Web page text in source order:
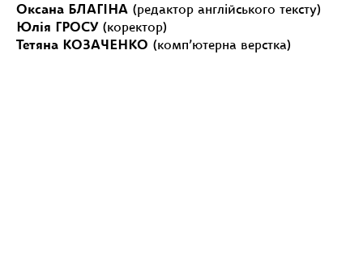
Оксана БЛАГІНА (редактор англійського тексту)
Юлія ГРОСУ (коректор)
Тетяна КОЗАЧЕНКО (комп’ютерна верстка)